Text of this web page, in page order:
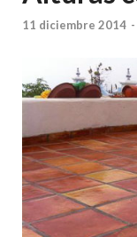
11 diciembre 2014 -